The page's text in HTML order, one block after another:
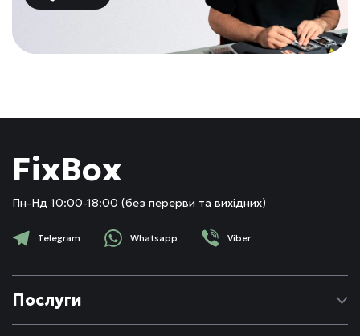
FixBox
Пн-Нд 10:00-18:00 (без перерви та вихідних)
Telegram Whatsapp Viber
Послуги